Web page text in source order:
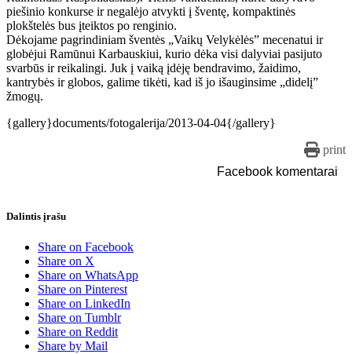
piešinio konkurse ir negalėjo atvykti į šventę, kompaktinės
plokštelės bus įteiktos po renginio.
Dėkojame pagrindiniam šventės „Vaikų Velykėlės” mecenatui ir
globėjui Ramūnui Karbauskiui, kurio dėka visi dalyviai pasijuto
svarbūs ir reikalingi. Juk į vaiką įdėję bendravimo, žaidimo,
kantrybės ir globos, galime tikėti, kad iš jo išauginsime „didelį”
žmogų.
{gallery}documents/fotogalerija/2013-04-04{/gallery}
print
Facebook komentarai
Dalintis įrašu
Share on Facebook
Share on X
Share on WhatsApp
Share on Pinterest
Share on LinkedIn
Share on Tumblr
Share on Reddit
Share by Mail